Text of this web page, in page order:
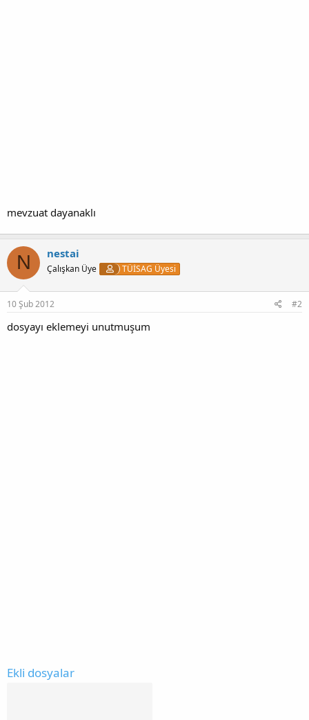
mevzuat dayanaklı
N nestai
Çalışkan Üye TÜİSAG Üyesi
10 Şub 2012 #2
dosyayı eklemeyi unutmuşum
Ekli dosyalar